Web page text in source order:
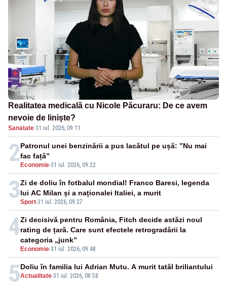
Realitatea medicală cu Nicole Păcuraru: De ce avem
nevoie de liniște?
Sanatate·31 iul. 2026, 09:11
2 Economie-31 iul. 2026, 09:22
Patronul unei benzinării a pus lacătul pe ușă: ”Nu mai
fac față”
3Sport-31 iul. 2026, 09:27
Zi de doliu în fotbalul mondial! Franco Baresi, legenda
lui AC Milan și a naționalei Italiei, a murit
4
Economie-31 iul. 2026, 09:48
Zi decisivă pentru România, Fitch decide astăzi noul
rating de țară. Care sunt efectele retrogradării la
categoria „junk”
5Actualitate-31 iul. 2026, 08:58
Doliu în familia lui Adrian Mutu. A murit tatăl briliantului